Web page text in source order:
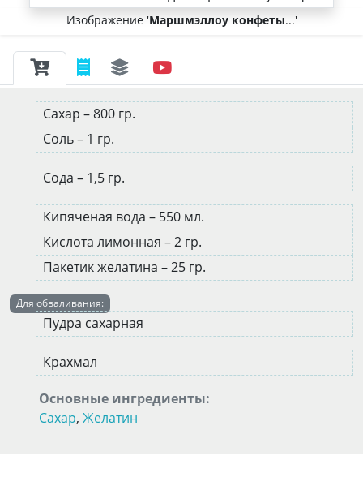
Изображение 'Маршмэллоу конфеты...'
Сахар – 800 гр.
Соль – 1 гр.
Сода – 1,5 гр.
Кипяченая вода – 550 мл.
Кислота лимонная – 2 гр.
Пакетик желатина – 25 гр.
Для обваливания:
Пудра сахарная
Крахмал
Основные ингредиенты:
Сахар, Желатин